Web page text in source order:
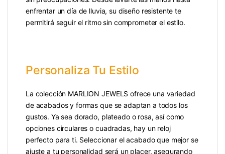
enfrentar un día de lluvia, su diseño resistente te
permitirá seguir el ritmo sin comprometer el estilo.
Personaliza Tu Estilo
La colección MARLION JEWELS ofrece una variedad
de acabados y formas que se adaptan a todos los
gustos. Ya sea dorado, plateado o rosa, así como
opciones circulares o cuadradas, hay un reloj
perfecto para ti. Seleccionar el acabado que mejor se
ajuste a tu personalidad será un placer, asegurando